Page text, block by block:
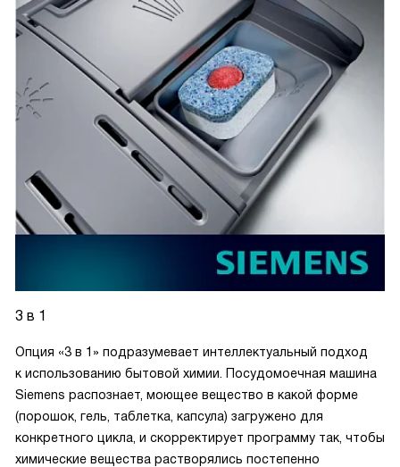
3 в 1
Опция «3 в 1» подразумевает интеллектуальный подход
к использованию бытовой химии. Посудомоечная машина
Siemens распознает, моющее вещество в какой форме
(порошок, гель, таблетка, капсула) загружено для
конкретного цикла, и скорректирует программу так, чтобы
химические вещества растворялись постепенно